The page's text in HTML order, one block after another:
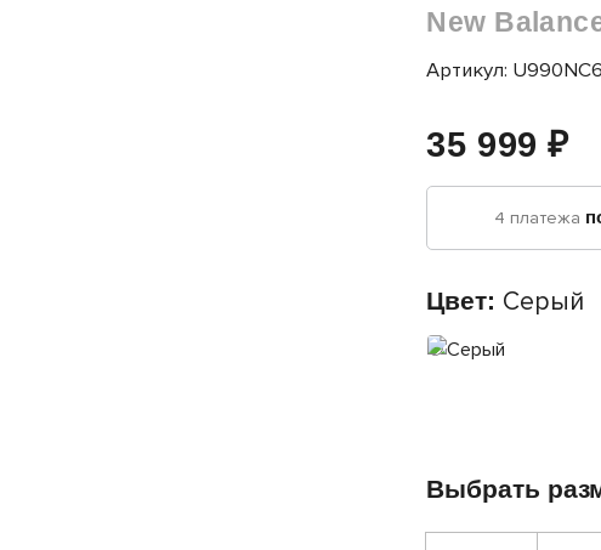
New
Артикул: U990NC6
35 999 ₽
4 платежа
Цвет: Серый
Выбрать